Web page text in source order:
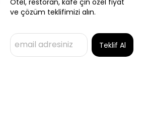
Otel, restoran, kafe çin özel fiyat
ve çözüm teklifimizi alın.
Teklif Al